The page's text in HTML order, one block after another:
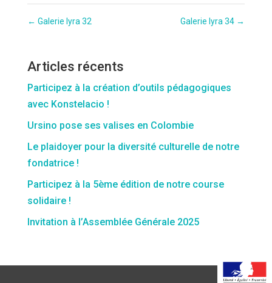
← Galerie lyra 32 Galerie lyra 34 →
Articles récents
Participez à la création d’outils pédagogiques
avec Konstelacio !
Ursino pose ses valises en Colombie
Le plaidoyer pour la diversité culturelle de notre
fondatrice !
Participez à la 5ème édition de notre course
solidaire !
Invitation à l’Assemblée Générale 2025